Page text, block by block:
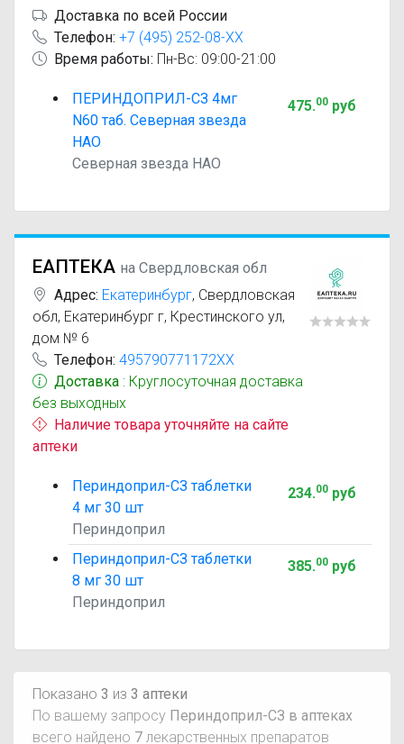
Доставка по всей России
Телефон: +7 (495) 252-08-XX
Время работы: Пн-Вс: 09:00-21:00
ПЕРИНДОПРИЛ-СЗ 4мг
N60 таб. Северная звезда
НАО
Северная звезда НАО
475.00руб
ЕАПТЕКА на Свердловская обл
Адрес: Екатеринбург, Свердловская
обл, Екатеринбург г, Крестинского ул,
дом № 6
Телефон: 495790771172XX
Доставка : Круглосуточная доставка
без выходных
Наличие товара уточняйте на сайте
аптеки
Периндоприл-СЗ таблетки
4 мг 30 шт
Периндоприл
234.00руб
Периндоприл-СЗ таблетки
8 мг 30 шт
Периндоприл
385.00руб
Показано 3 из 3 аптеки
По вашему запросу Периндоприл-СЗ в аптеках
всего найдено 7 лекарственных препаратов